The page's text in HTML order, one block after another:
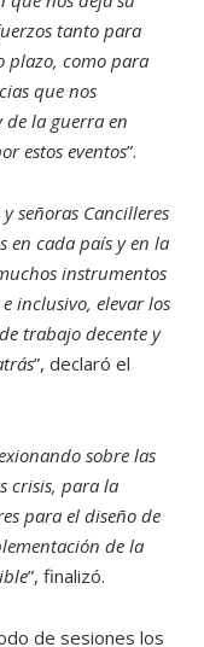
tanto para
plazo, como para
que nos
la guerra en
estos eventos”.
señoras Cancilleres
en cada país y en la
instrumentos
inclusivo, elevar los
trabajo decente y
”, declaró el
sobre las
crisis, para la
para el diseño de
de la
”, finalizó.
de sesiones los